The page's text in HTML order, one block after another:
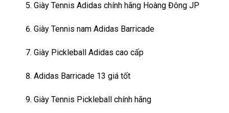
Giày Tennis Adidas chính hãng Hoàng Đông JP
Giày Tennis nam Adidas Barricade
Giày Pickleball Adidas cao cấp
Adidas Barricade 13 giá tốt
Giày Tennis Pickleball chính hãng